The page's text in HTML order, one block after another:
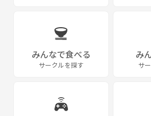
みんなで食べる
サークルを探す
み
サ